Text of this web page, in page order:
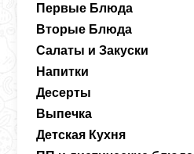
Первые Блюда
Вторые Блюда
Салаты и Закуски
Напитки
Десерты
Выпечка
Детская Кухня